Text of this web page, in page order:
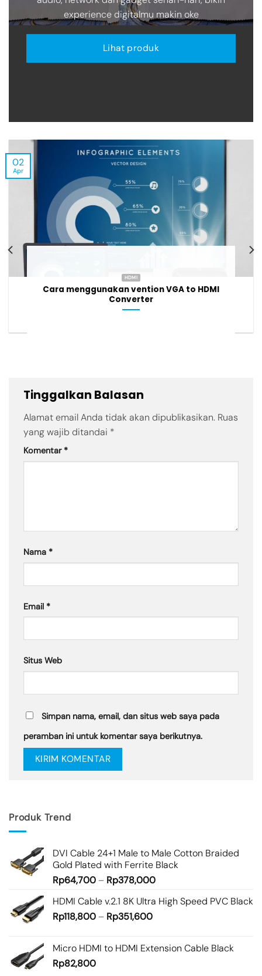
experience digitalmu makin oke
Lihat produk
HDMI
Cara menggunakan vention VGA to HDMI
Converter
02
Apr
Tinggalkan Balasan
Alamat email Anda tidak akan dipublikasikan. Ruas
yang wajib ditandai *
Komentar *
Nama *
Email *
Situs Web
Simpan nama, email, dan situs web saya pada
peramban ini untuk komentar saya berikutnya.
Produk Trend
DVI Cable 24+1 Male to Male Cotton Braided
Gold Plated with Ferrite Black
Rp64,700– Rp378,000
HDMI Cable v.2.1 8K Ultra High Speed PVC Black
Rp118,800– Rp351,600
Micro HDMI to HDMI Extension Cable Black
Rp82,800